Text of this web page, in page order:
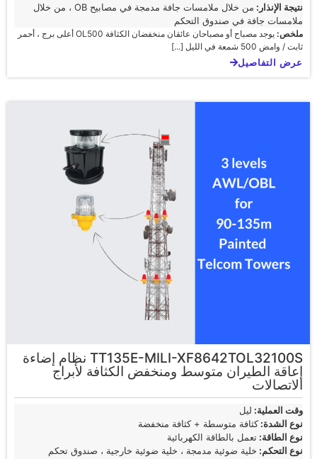
نتيجة الإنذار:
من خلال ملامسات جافة مدمجة في مصابيح OB ، من خلال
ملامسات جافة في صندوق التحكم
ملخص:
يوجد مصباح أو مصباحان عائقان منخفضان الكثافة OL500 أعلى برج ، أحمر
ثابت / وامض 500 شمعة في الليل [...]
عرض التفاصيل
TT135E-MILI-XF8642TOL32100S نظام إضاءة
إعاقة الطيران متوسط ومنخفض الكثافة لأبراج
الاتصالات
وقت العملية: ليل
نوع الشدة:كثافة متوسطة + كثافة منخفضة
نوع الطاقة: تعمل بالطاقة الكهربائية
نوع التحكم: خلية ضوئية مدمجة ، خلية ضوئية خارجية ، صندوق تحكم